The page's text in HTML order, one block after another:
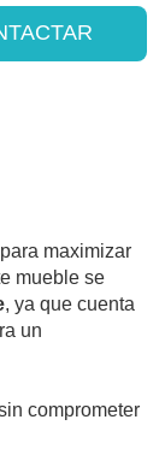
maximizar
mueble se
, ya que cuenta
un
comprometer